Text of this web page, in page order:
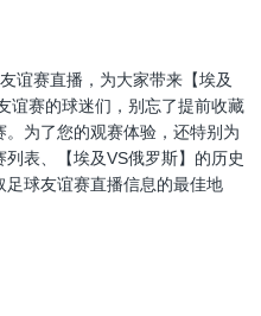
谊赛直播，为大家带来【埃及
谊赛的球迷们，别忘了提前收藏
为了您的观赛体验，还特别为
表、【埃及VS俄罗斯】的历史
球友谊赛直播信息的最佳地